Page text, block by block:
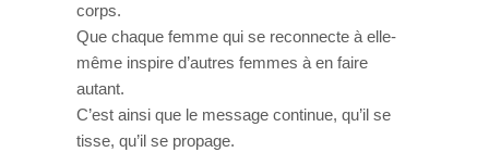
corps.
Que chaque femme qui se reconnecte à elle-
même inspire d’autres femmes à en faire
autant.
C’est ainsi que le message continue, qu’il se
tisse, qu’il se propage.